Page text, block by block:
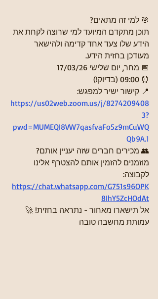
🎯 למי זה מתאים?
תוכן מתקדם המיועד למי שרוצה לקחת את
הידע שלו צעד אחד קדימה ולהישאר
מעודכן בחזית הידע.
📅 מחר, יום שלישי 17/03/26
⏰ 09:00 (בדיוק!)
📍 קישור ישיר למפגש:
https://us02web.zoom.us/j/8274209408
3?
pwd=MUMEQI8VW7qasfvaFo5z9mCuWQ
Qb9A.1
👥 מכירים חברים שזה יעניין אותם?
מוזמנים להזמין אותם להצטרף אלינו
לקבוצה:
https://chat.whatsapp.com/G751s96OPK
8IhY5ZcHOdAt
אל תישארו מאחור - נתראה בחזית! 🚀
עמותת מחשבה טובה